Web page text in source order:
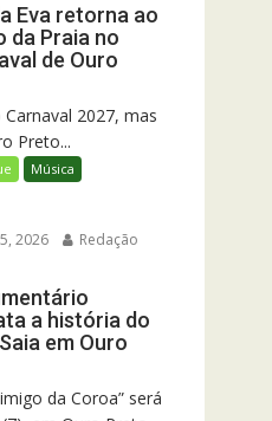
Eva retorna ao
da Praia no
de Ouro
2027, mas
Preto...
Música
2026
Redação
a história do
em Ouro
da Coroa” será